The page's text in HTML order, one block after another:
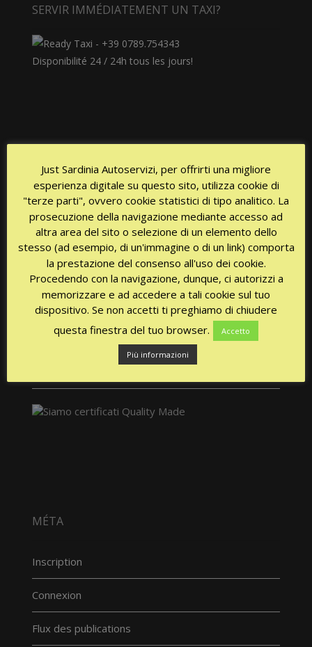
SERVIR IMMÉDIATEMENT UN TAXI?
Disponibilité 24 / 24h tous les jours!
CERTIFICATIONS
MÉTA
Inscription
Connexion
Flux des publications
Just Sardinia Autoservizi, per offrirti una migliore
esperienza digitale su questo sito, utilizza cookie di
"terze parti", ovvero cookie statistici di tipo analitico. La
prosecuzione della navigazione mediante accesso ad
altra area del sito o selezione di un elemento dello
stesso (ad esempio, di un'immagine o di un link) comporta
la prestazione del consenso all'uso dei cookie.
Procedendo con la navigazione, dunque, ci autorizzi a
memorizzare e ad accedere a tali cookie sul tuo
dispositivo. Se non accetti ti preghiamo di chiudere
questa finestra del tuo browser.
Accetto
Più informazioni